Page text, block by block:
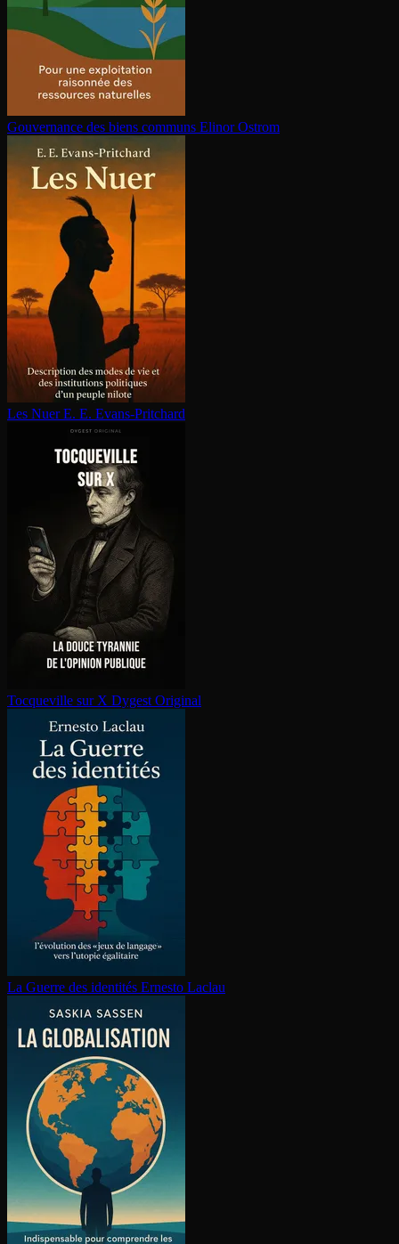
Gouvernance des biens communs Elinor Ostrom
Les Nuer E. E. Evans-Pritchard
Tocqueville sur X Dygest Original
La Guerre des identités Ernesto Laclau